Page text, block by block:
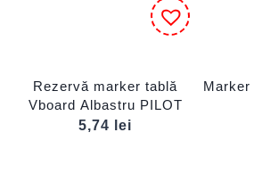
Rezervă marker tablă
Vboard Albastru PILOT
5,74
lei
Marker